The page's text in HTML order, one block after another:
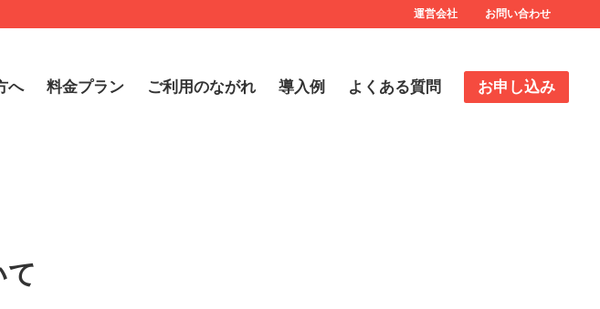
運営会社 お問い合わせ
へ 料金プラン ご利用のながれ 導入例 よくある質問 お申し込み
て